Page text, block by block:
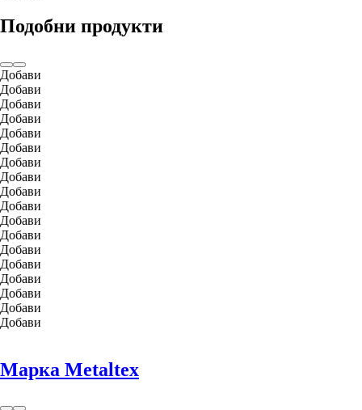
Подобни продукти
Добави
Добави
Добави
Добави
Добави
Добави
Добави
Добави
Добави
Добави
Добави
Добави
Добави
Добави
Добави
Добави
Добави
Добави
Марка Metaltex